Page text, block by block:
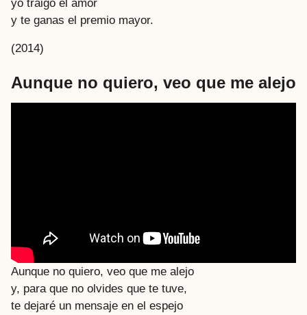
yo traigo el amor
y te ganas el premio mayor.
(2014)
Aunque no quiero, veo que me alejo
Aunque no quiero, veo que me alejo
y, para que no olvides que te tuve,
te dejaré un mensaje en el espejo